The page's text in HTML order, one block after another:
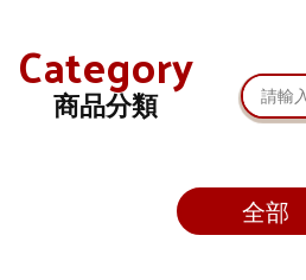
Category
商品分類
全部